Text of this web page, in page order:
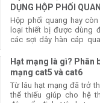
DỤNG HỘP PHỐI
QUANG ODF LÀ GÌ?
Hộp phối quang hay
loại thiết bị được dùng
các sợi dây hàn cáp
và bảo vệ các điể
Hạt mạng là gì? Phân
mạng cat5 và cat6
Từ lâu hạt mạng đã trở
thể thiếu giúp cho hệ